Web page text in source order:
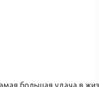
большая удача в